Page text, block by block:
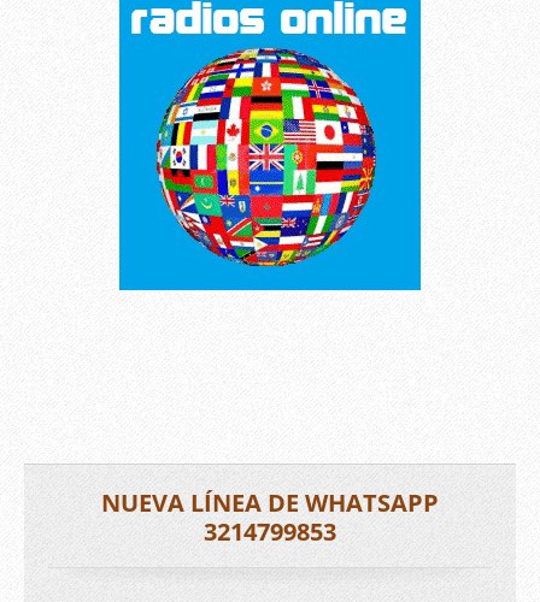
NUEVA LÍNEA DE WHATSAPP
3214799853